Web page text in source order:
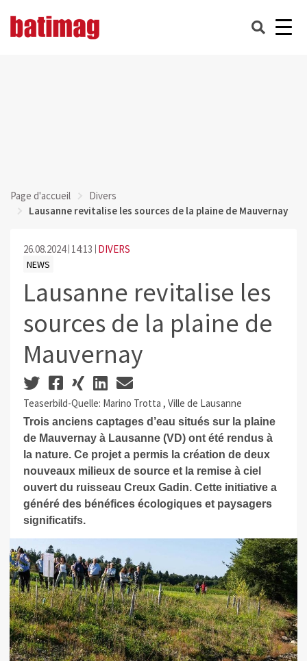
Page d'accueil
Divers
Lausanne revitalise les sources de la plaine de Mauvernay
26.08.2024 14:13 DIVERS
NEWS
Lausanne revitalise les
sources de la plaine de
Mauvernay
Teaserbild-Quelle: Marino Trotta , Ville de Lausanne
Trois anciens captages d’eau situés sur la plaine
de Mauvernay à Lausanne (VD) ont été rendus à
la nature. Ce projet a permis la création de deux
nouveaux milieux de source et la remise à ciel
ouvert du ruisseau Creux Gadin. Cette initiative a
généré des bénéfices écologiques et paysagers
significatifs.